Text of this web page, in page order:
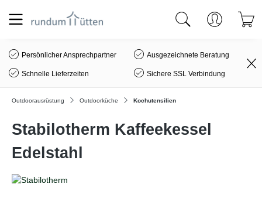
springen
Persönlicher Ansprechpartner Ausgezeichnete Beratung
Schnelle Lieferzeiten Sichere SSL Verbindung
Outdoorausrüstung Outdoorküche Kochutensilien
Stabilotherm Kaffeekessel
Edelstahl